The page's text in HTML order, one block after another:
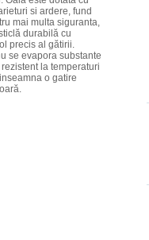
si ardere, fund
mai multa siguranta,
durabilă cu
precis al gătirii.
se evapora substante
la temperaturi
o gatire